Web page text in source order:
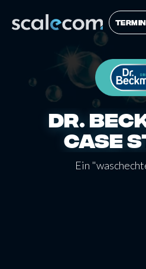
DR.
CASE
Ein